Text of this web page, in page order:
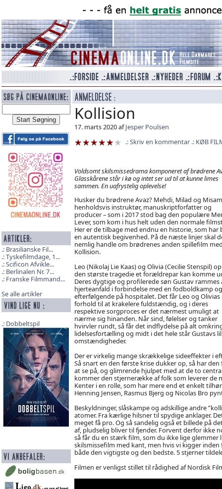
Brasilianske Fil...
Tyskefilmdage, 1...
Scificon Afvikle...
Berlinalen Nr. 7...
Franske Filmmand...
Se alle artikler
Dobbeltspil
Kollision
17. marts 2020 afJesper Poulsen
Skriv en kommentar
KØB
Voldsomt skilsmissedrama komponeret af brødrene
Glasskårene står i kø og intet ser ud til at kunne limes
sammen. En uafrystelig oplevelse!
Husker du brødrene Avaz? Mehdi, Milad og
henholdsvis instruktør, manuskriptforfatter og
producer – som i 2017 stod bag den populære
Lever, som kom i hus helt uden den normale
Her er de tilbage med endnu en historie, som har
en autentisk begivenhed. På de næste linjer skal
nemlig handle om brødrenes anden spillefilm
Kollision.
Leo (Nikolaj Lie Kaas) og Olivia (Cecilie Stenspil)
den største tragedie et forældrepar kan komme
Deres dygtige og profilerede søn Gustav rammes
hjerteanfald i forbindelse med en fodboldkamp
efterfølgende på hospitalet. Det får Leo og Olivias
forhold til at krakelere fuldstændig, og i deres
respektive sorgproces er det nærmest umuligt at
nærme sig hinanden. Når sind, følelser og tanker
hvirvler rundt, så får det indflydelse på alt
lidelsesfortælling og midt i det hele står Gustavs
omstændigheder.
Der er virkelig mange skrækkelige sideeffekter i
Så snart en den første krise dukker op, så har
at se på, og glimrende hjulpet med at de to
kommer den stjernerække af folk som leverer de
Kenter i en rolle, som har mere end et enkelt
Henning Jensen, Rasmus Bjerg og Nicolas Bro
Beskyldninger, slåskampe og adskillige andre
atomer. Fra kærlige hilsner til spydige anklager.
meget få pro. Og så sandelig også et billede på
af, pludselig bliver til fjender. Forvent derfor ikke
så får du en stærk film, som du ikke lige
skilsmissefilm med kant, men hvis vi kigger
både den vigtigste og den bedste. 5 stjerner
Filmen er venligst stillet til rådighed af Nordisk